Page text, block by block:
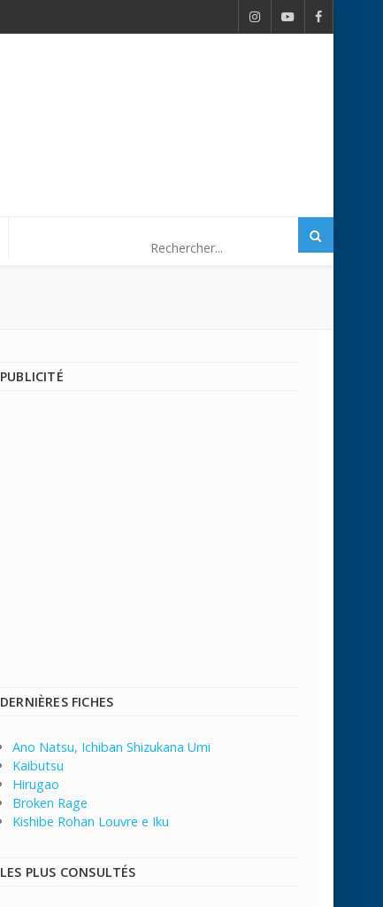
PUBLICITÉ
DERNIÈRES FICHES
Ano Natsu, Ichiban Shizukana Umi
Kaibutsu
Hirugao
Broken Rage
Kishibe Rohan Louvre e Iku
LES PLUS CONSULTÉS